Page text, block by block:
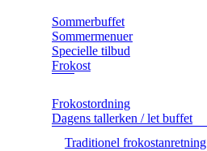
Sommerbuffet
Sommermenuer
Specielle tilbud
Frokost
Frokostordning
Dagens tallerken / let buffet
Traditionel frokostanretning